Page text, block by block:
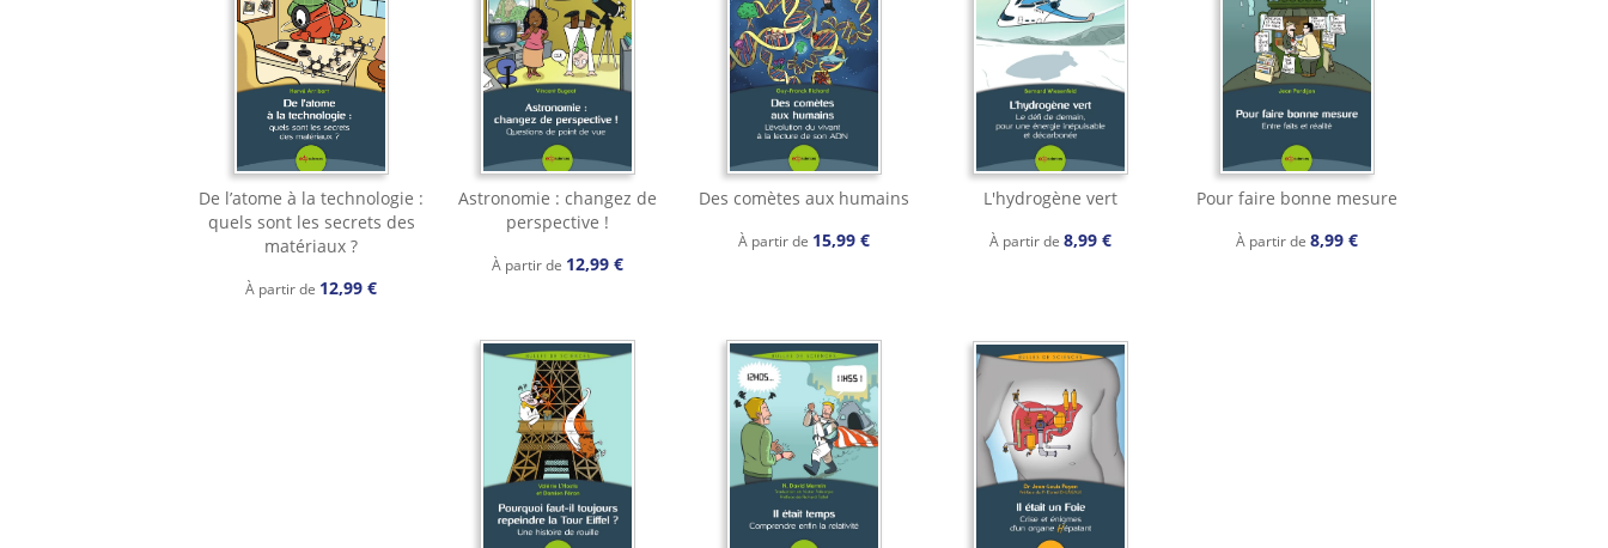
De l’atome à la technologie :
quels sont les secrets des
matériaux ?
À partir de 12,99 €
Astronomie : changez de
perspective !
À partir de 12,99 €
Des comètes aux humains
À partir de 15,99 €
L'hydrogène vert
À partir de 8,99 €
Pour faire bonne mesure
À partir de 8,99 €